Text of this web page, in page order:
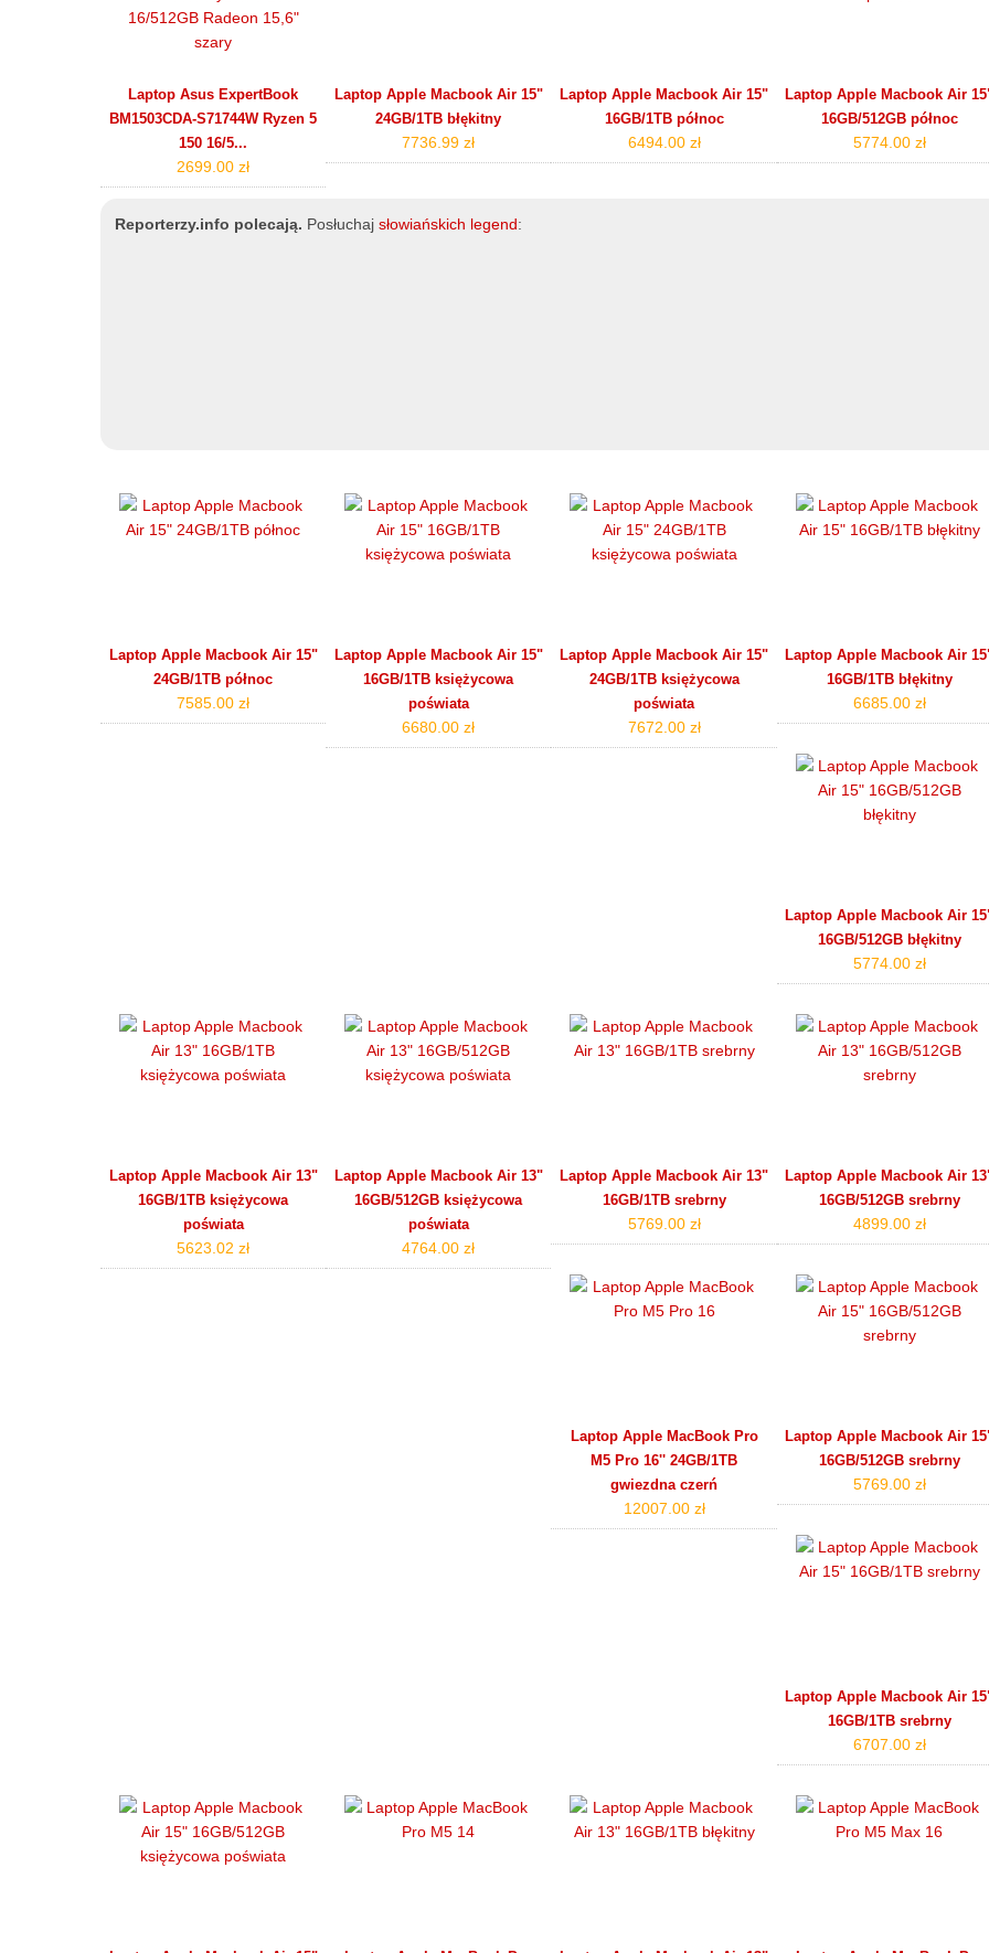
Laptop Asus ExpertBook
BM1503CDA-S71744W Ryzen 5
150 16/5...
2699.00 zł
Laptop Apple Macbook Air 15"
24GB/1TB błękitny
7736.99 zł
Laptop Apple Macbook Air 15"
16GB/1TB północ
6494.00 zł
Laptop Apple Macbook Air
16GB/512GB północ
5774.00 zł
Reporterzy.info polecają. Posłuchajsłowiańskich legend :
Laptop Apple Macbook Air 15"
24GB/1TB północ
7585.00 zł
Laptop Apple Macbook Air 15"
16GB/1TB księżycowa
poświata
6680.00 zł
Laptop Apple Macbook Air 15"
24GB/1TB księżycowa
poświata
7672.00 zł
Laptop Apple Macbook Air
16GB/1TB błękitny
6685.00 zł
Laptop Apple Macbook Air
16GB/512GB błękitny
5774.00 zł
Laptop Apple Macbook Air 13"
16GB/1TB księżycowa
poświata
5623.02 zł
Laptop Apple Macbook Air 13"
16GB/512GB księżycowa
poświata
4764.00 zł
Laptop Apple Macbook Air 13"
16GB/1TB srebrny
5769.00 zł
Laptop Apple Macbook Air
16GB/512GB srebrny
4899.00 zł
Laptop Apple MacBook Pro
M5 Pro 16'' 24GB/1TB
gwiezdna czerń
12007.00 zł
Laptop Apple Macbook Air
16GB/512GB srebrny
5769.00 zł
Laptop Apple Macbook Air
16GB/1TB srebrny
6707.00 zł